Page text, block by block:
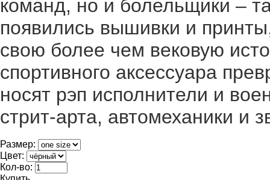
команд, но и болельщики –
появились вышивки и
свою более чем вековую
спортивного аксессуара
носят рэп исполнители и
стрит-арта, автомеханики и
Размер:
Цвет:
Кол-во: